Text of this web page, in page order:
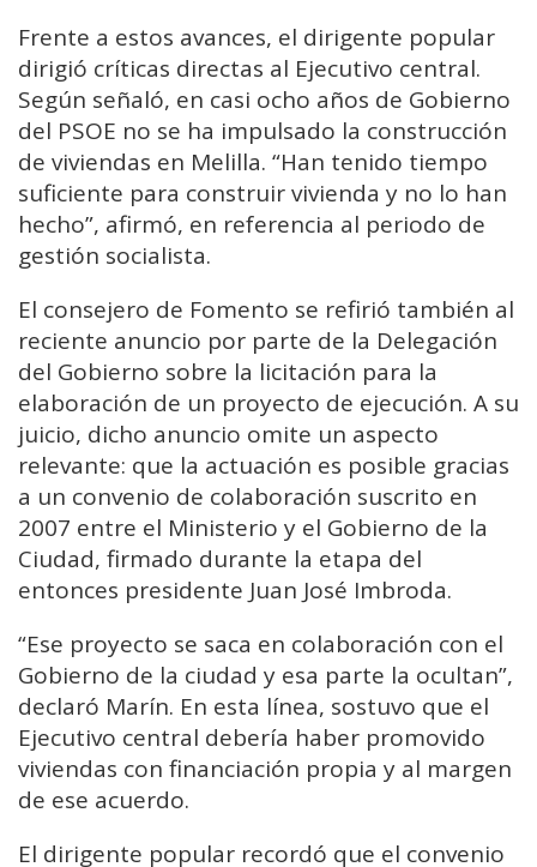
Frente a estos avances, el dirigente popular
dirigió críticas directas al Ejecutivo central.
Según señaló, en casi ocho años de Gobierno
del PSOE no se ha impulsado la construcción
de viviendas en Melilla. “Han tenido tiempo
suficiente para construir vivienda y no lo han
hecho”, afirmó, en referencia al periodo de
gestión socialista.
El consejero de Fomento se refirió también al
reciente anuncio por parte de la Delegación
del Gobierno sobre la licitación para la
elaboración de un proyecto de ejecución. A su
juicio, dicho anuncio omite un aspecto
relevante: que la actuación es posible gracias
a un convenio de colaboración suscrito en
2007 entre el Ministerio y el Gobierno de la
Ciudad, firmado durante la etapa del
entonces presidente Juan José Imbroda.
“Ese proyecto se saca en colaboración con el
Gobierno de la ciudad y esa parte la ocultan”,
declaró Marín. En esta línea, sostuvo que el
Ejecutivo central debería haber promovido
viviendas con financiación propia y al margen
de ese acuerdo.
El dirigente popular recordó que el convenio